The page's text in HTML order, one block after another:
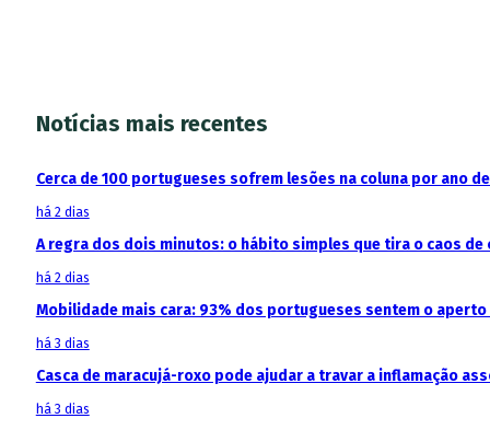
Notícias mais recentes
Cerca de 100 portugueses sofrem lesões na coluna por ano
há 2 dias
A regra dos dois minutos: o hábito simples que tira o caos de
há 2 dias
Mobilidade mais cara: 93% dos portugueses sentem o
há 3 dias
Casca de maracujá-roxo pode ajudar a travar a inflamação
há 3 dias